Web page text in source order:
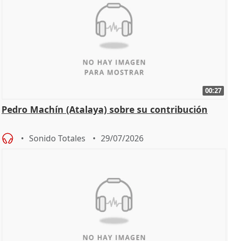
00:27
Pedro Machín (Atalaya) sobre su contribución
Sonido Totales 29/07/2026